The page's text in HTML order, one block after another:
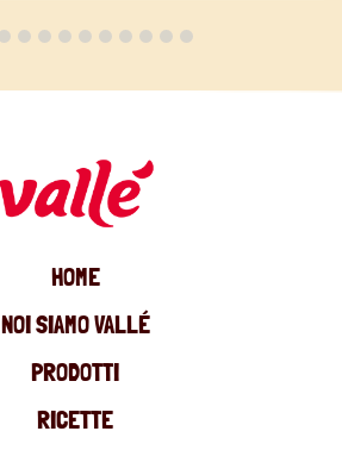
HOME
NOI SIAMO VALLÉ
PRODOTTI
RICETTE